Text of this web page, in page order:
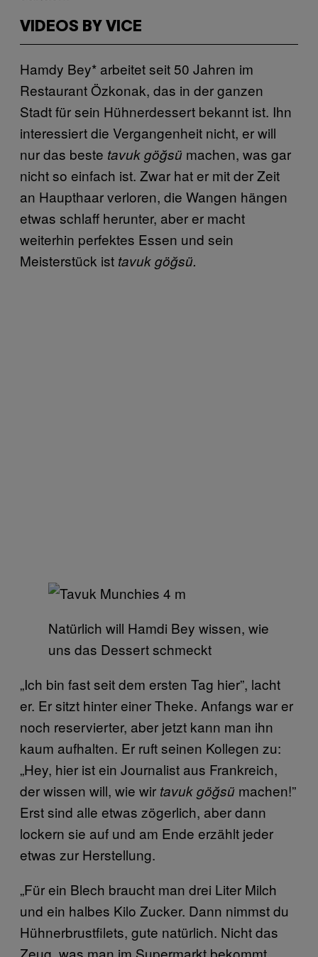
VIDEOS BY VICE
Hamdy Bey* arbeitet seit 50 Jahren im
Restaurant Özkonak, das in der ganzen
Stadt für sein Hühnerdessert bekannt ist. Ihn
interessiert die Vergangenheit nicht, er will
nur das beste tavuk göğsü machen, was gar
nicht so einfach ist. Zwar hat er mit der Zeit
an Haupthaar verloren, die Wangen hängen
etwas schlaff herunter, aber er macht
weiterhin perfektes Essen und sein
Meisterstück ist tavuk göğsü.
Natürlich will Hamdi Bey wissen, wie
uns das Dessert schmeckt
„Ich bin fast seit dem ersten Tag hier”, lacht
er. Er sitzt hinter einer Theke. Anfangs war er
noch reservierter, aber jetzt kann man ihn
kaum aufhalten. Er ruft seinen Kollegen zu:
„Hey, hier ist ein Journalist aus Frankreich,
der wissen will, wie wir tavuk göğsü machen!”
Erst sind alle etwas zögerlich, aber dann
lockern sie auf und am Ende erzählt jeder
etwas zur Herstellung.
„Für ein Blech braucht man drei Liter Milch
und ein halbes Kilo Zucker. Dann nimmst du
Hühnerbrustfilets, gute natürlich. Nicht das
Zeug, was man im Supermarkt bekommt,